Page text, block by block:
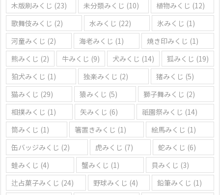
木版刷みくじ (23) 未分類みくじ (10) 植物みくじ (12)
歌舞伎みくじ (2) 水みくじ (22) 氷みくじ (1)
河童みくじ (2) 海老みくじ (1) 焼き印みくじ (1)
熊みくじ (2) 牛みくじ (9) 犬みくじ (14) 狐みくじ (19)
狛犬みくじ (1) 独楽みくじ (2) 猪みくじ (5)
猫みくじ (29) 猿みくじ (5) 獅子舞みくじ (2)
相撲みくじ (1) 矢みくじ (6) 祇園祭みくじ (14)
筒みくじ (1) 箸置きみくじ (1) 絵馬みくじ (1)
缶バッジみくじ (2) 虎みくじ (7) 蛇みくじ (6)
蛙みくじ (4) 蟹みくじ (1) 貝みくじ (3)
辻占菓子みくじ (24) 野球みくじ (4) 鉛筆みくじ (1)